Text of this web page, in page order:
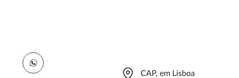
CAP, em Lisboa